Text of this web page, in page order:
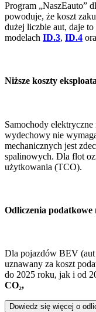
Program „NaszEauto”
powoduje, że koszt
dużej liczbie aut, daje
modelach ID.3, ID.4
Niższe koszty
Samochody
wydechowy nie
mechanicznych jest
spalinowych. Dla flot
użytkowania (TCO).
Odliczenia podatkowe
Dla pojazdów BEV
uznawany za koszt
do 2025 roku, jak i od
CO₂,
Dowiedz się więcej o